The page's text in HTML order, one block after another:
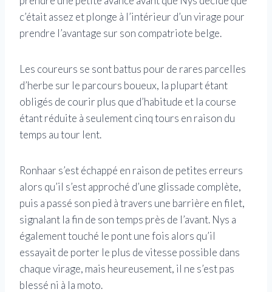
c’était assez et plonge à l’intérieur d’un virage pour
prendre l’avantage sur son compatriote belge.
Les coureurs se sont battus pour de rares parcelles
d’herbe sur le parcours boueux, la plupart étant
obligés de courir plus que d’habitude et la course
étant réduite à seulement cinq tours en raison du
temps au tour lent.
Ronhaar s’est échappé en raison de petites erreurs
alors qu’il s’est approché d’une glissade complète,
puis a passé son pied à travers une barrière en filet,
signalant la fin de son temps près de l’avant. Nys a
également touché le pont une fois alors qu’il
essayait de porter le plus de vitesse possible dans
chaque virage, mais heureusement, il ne s’est pas
blessé ni à la moto.